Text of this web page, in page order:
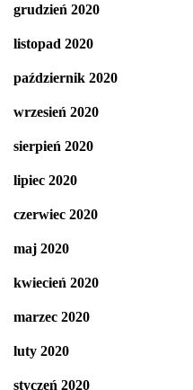
grudzień 2020
listopad 2020
październik 2020
wrzesień 2020
sierpień 2020
lipiec 2020
czerwiec 2020
maj 2020
kwiecień 2020
marzec 2020
luty 2020
styczeń 2020